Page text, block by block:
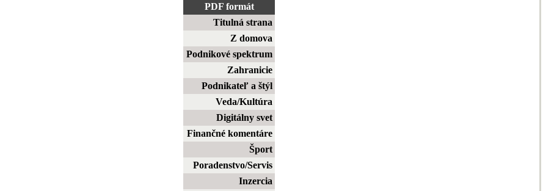
PDF formát
Titulná strana
Z domova
Podnikové spektrum
Zahranicie
Podnikateľ a štýl
Veda/Kultúra
Digitálny svet
Finančné komentáre
Šport
Poradenstvo/Servis
Inzercia